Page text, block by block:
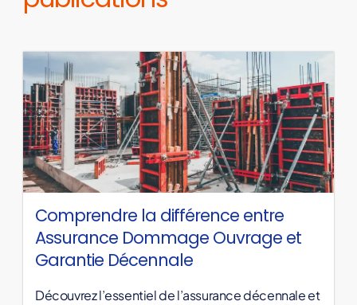
Comprendre la différence entre
Assurance Dommage Ouvrage et
Garantie Décennale
Découvrez l’essentiel de l’assurance décennale et